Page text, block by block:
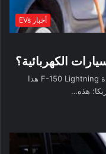
أخبار EVs
الكهربائية؟
كشفت شركة فورد النقاب عن شاحنتها الجديدة F-150 Lightning هذا
هذه…